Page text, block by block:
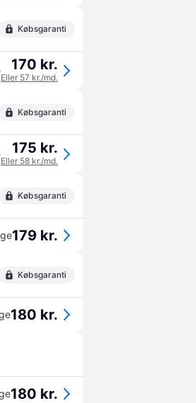
Købsgaranti
170 kr.
Eller 57 kr./md.
Købsgaranti
175 kr.
Eller 58 kr./md.
Købsgaranti
179 kr.
Købsgaranti
180 kr.
180 kr.